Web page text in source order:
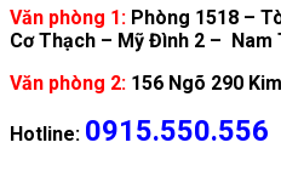
Văn phòng 1: Phòng 1518 –
Cơ Thạch – Mỹ Đình 2 – Nam
Văn phòng 2: 156 Ngõ 290
Hotline: 0915.550.556